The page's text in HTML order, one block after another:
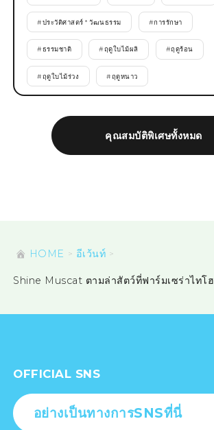
คุณสมบัติพิเศษทั้งหมด
#ประวัติศาสตร์ * วัฒนธรรม #การรักษา
#ธรรมชาติ #ฤดูใบไม้ผลิ #ฤดูร้อน
#ฤดูใบไม้ร่วง #ฤดูหนาว
HOME อีเว้นท์
Shine Muscat ตามล่าสัตว์ที่ฟาร์มเซร่าไทโฮ
OFFICIAL SNS
อย่างเป็นทางการSNSที่นี่